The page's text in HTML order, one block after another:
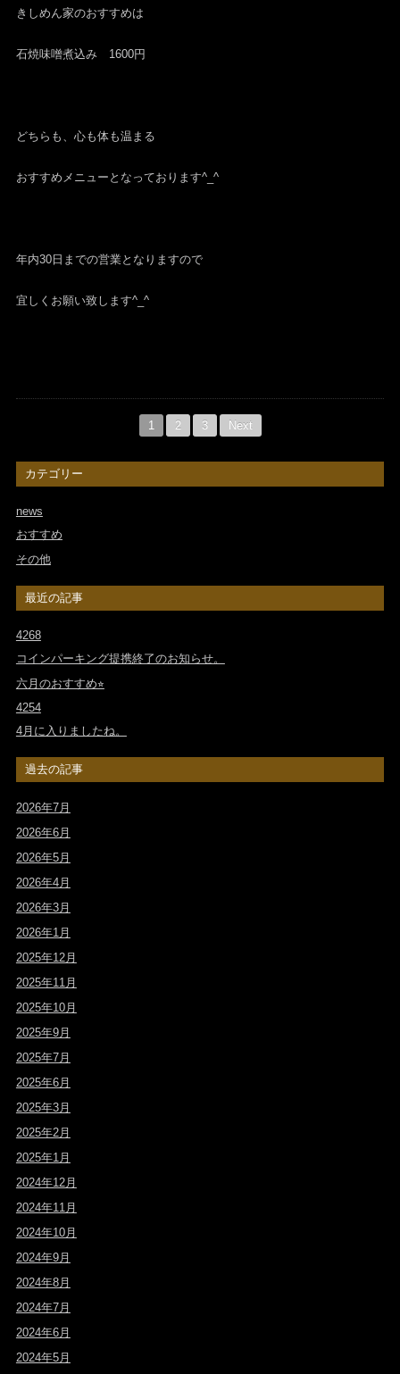
きしめん家のおすすめは
石焼味噌煮込み 1600円
どちらも、心も体も温まる
おすすめメニューとなっております^_^
年内30日までの営業となりますので
宜しくお願い致します^_^
1 2 3 Next
カテゴリー
news
おすすめ
その他
最近の記事
4268
コインパーキング提携終了のお知らせ。
六月のおすすめ⭐︎
4254
4月に入りましたね。
過去の記事
2026年7月
2026年6月
2026年5月
2026年4月
2026年3月
2026年1月
2025年12月
2025年11月
2025年10月
2025年9月
2025年7月
2025年6月
2025年3月
2025年2月
2025年1月
2024年12月
2024年11月
2024年10月
2024年9月
2024年8月
2024年7月
2024年6月
2024年5月